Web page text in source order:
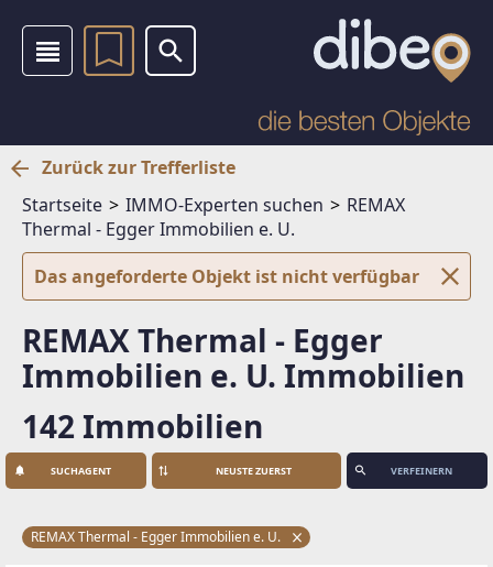
Zurück zur Trefferliste
Startseite
IMMO-Experten suchen
REMAX
Thermal - Egger Immobilien e. U.
Das angeforderte Objekt ist nicht verfügbar
REMAX Thermal - Egger
Immobilien e. U. Immobilien
142 Immobilien
SUCHAGENT VERFEINERN
REMAX Thermal - Egger Immobilien e. U.